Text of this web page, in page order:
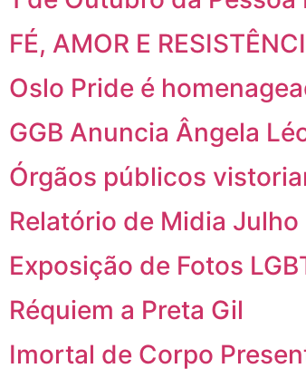
FÉ, AMOR E
Oslo Pride é
GGB Anuncia Ângela
Órgãos públicos
Relatório de Midia Julho
Exposição de Fotos
Réquiem a Preta Gil
Imortal de Corpo